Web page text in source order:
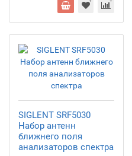
SIGLENT SRF5030
Набор антенн
ближнего поля
анализаторов спектра